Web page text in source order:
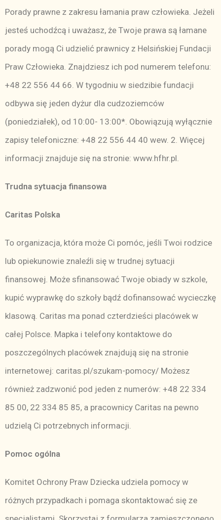
Porady prawne z zakresu łamania praw człowieka. Jeżeli
jesteś uchodźcą i uważasz, że Twoje prawa są łamane
porady mogą Ci udzielić prawnicy z Helsińskiej Fundacji
Praw Człowieka. Znajdziesz ich pod numerem telefonu:
+48 22 556 44 66. W tygodniu w siedzibie fundacji
odbywa się jeden dyżur dla cudzoziemców
(poniedziałek), od 10:00- 13:00*. Obowiązują wyłącznie
zapisy telefoniczne: +48 22 556 44 40 wew. 2. Więcej
informacji znajduje się na stronie: www.hfhr.pl.
Trudna sytuacja finansowa
Caritas Polska
To organizacja, która może Ci pomóc, jeśli Twoi rodzice
lub opiekunowie znaleźli się w trudnej sytuacji
finansowej. Może sfinansować Twoje obiady w szkole,
kupić wyprawkę do szkoły bądź dofinansować wycieczkę
klasową. Caritas ma ponad czterdzieści placówek w
całej Polsce. Mapka i telefony kontaktowe do
poszczególnych placówek znajdują się na stronie
internetowej: caritas.pl/szukam-pomocy/ Możesz
również zadzwonić pod jeden z numerów: +48 22 334
85 00, 22 334 85 85, a pracownicy Caritas na pewno
udzielą Ci potrzebnych informacji.
Pomoc ogólna
Komitet Ochrony Praw Dziecka udziela pomocy w
różnych przypadkach i pomaga skontaktować się ze